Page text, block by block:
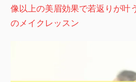
像以上の美眉効果で若返りが叶
のメイクレッスン